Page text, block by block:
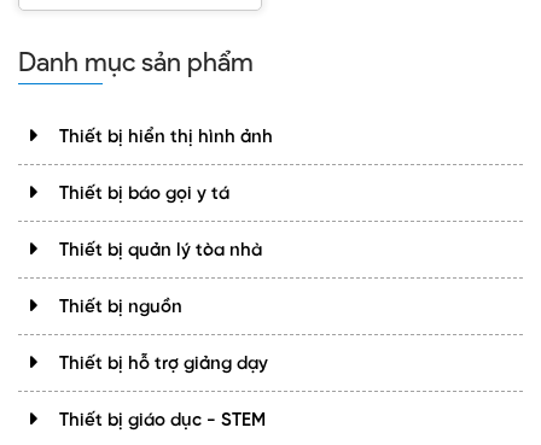
Danh mục sản phẩm
Thiết bị hiển thị hình ảnh
Thiết bị báo gọi y tá
Thiết bị quản lý tòa nhà
Thiết bị nguồn
Thiết bị hỗ trợ giảng dạy
Thiết bị giáo dục - STEM